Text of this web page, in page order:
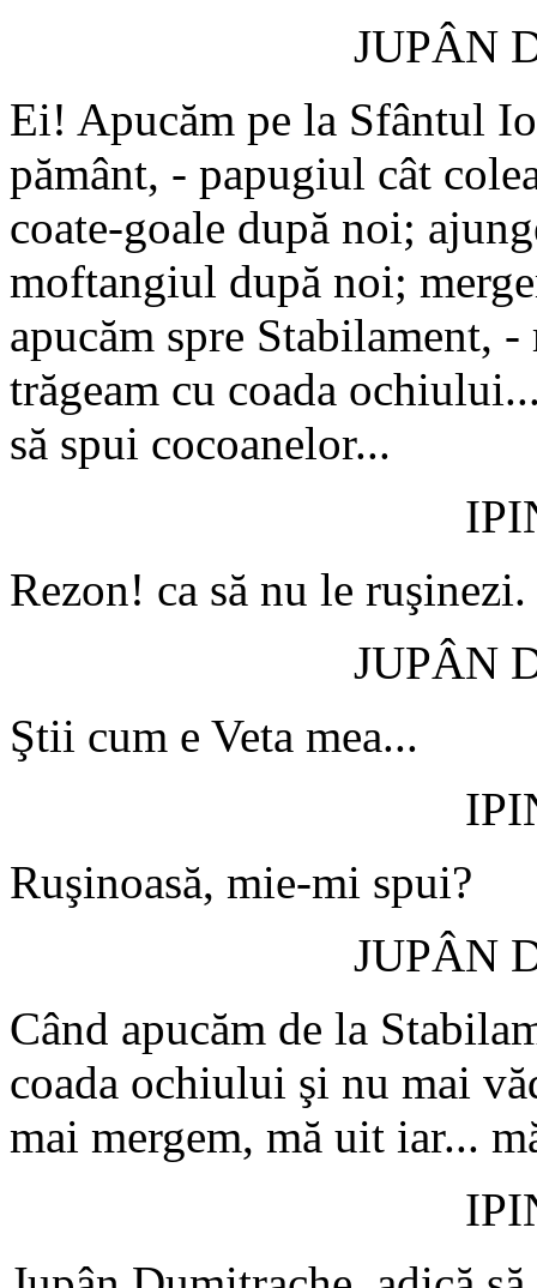
JUPÂN
Ei! Apucăm pe la Sfântul
pământ, - papugiul cât
coate-goale după noi;
moftangiul după noi;
apucăm spre Stabilament,
trăgeam cu coada
să spui cocoanelor...
Rezon! ca să nu le ruşinezi.
JUPÂN
Ştii cum e Veta mea...
Ruşinoasă, mie-mi spui?
JUPÂN
Când apucăm de la
coada ochiului şi nu mai
mai mergem, mă uit iar...